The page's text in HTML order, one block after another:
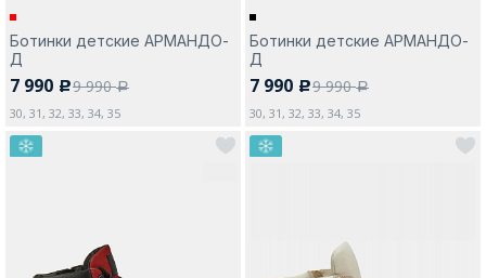
Ботинки детские АРМАНДО-
Д
7 990 c9 990a
30, 31, 32, 33, 34, 35
Ботинки детские АРМАНДО-
Д
7 990 c9 990a
30, 31, 32, 33, 34, 35